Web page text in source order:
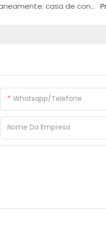
Implantável instantaneamente: casa de contêiner dobrável pronta em 5 minutos!
Whatsapp/Telefone
Nome Da Empresa